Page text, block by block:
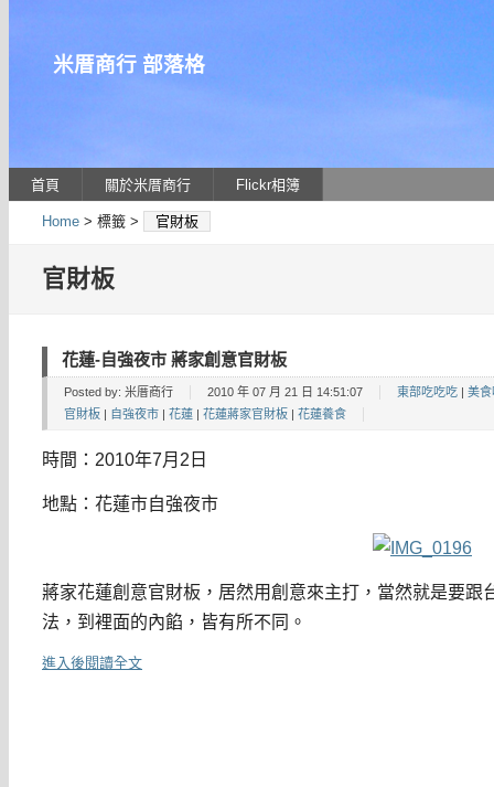
米厝商行 部落格
首頁 關於米厝商行 Flickr相簿
Home > 標籤 > 官財板
官財板
花蓮-自強夜市 蔣家創意官財板
Posted by: 米厝商行 2010 年 07 月 21 日 14:51:07 東部吃吃吃
美食
官財板 | 自強夜市 | 花蓮 | 花蓮蔣家官財板 | 花蓮養食
時間：2010年7月2日
地點：花蓮市自強夜市
蔣家花蓮創意官財板，居然用創意來主打，當然就是要跟
法，到裡面的內餡，皆有所不同。
進入後閱讀全文